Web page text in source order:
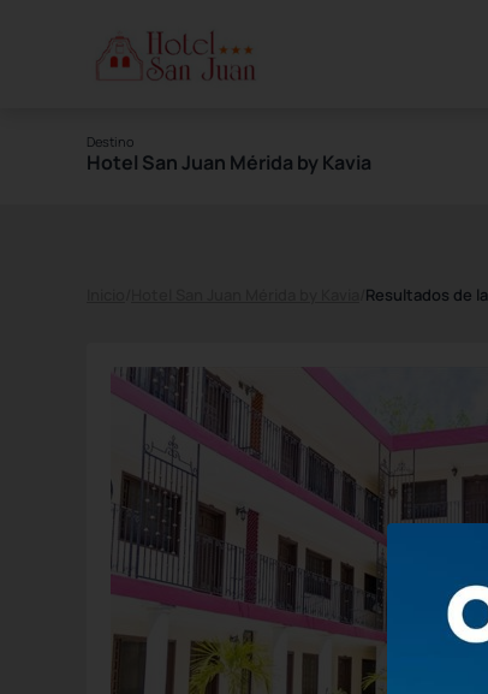
Destino
Hotel San Juan Mérida by Kavia
Resultados de